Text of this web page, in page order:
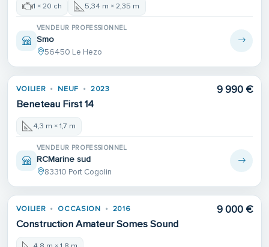
1 × 20 ch 5,34 m × 2,35 m
VENDEUR PROFESSIONNEL
Smo
56450 Le Hezo
VOILIER NEUF 2023
Beneteau First 14
9 990 €
4,3 m × 1,7 m
VENDEUR PROFESSIONNEL
RCMarine sud
83310 Port Cogolin
VOILIER OCCASION 2016
Construction Amateur Somes Sound
9 000 €